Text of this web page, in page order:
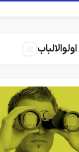
اولوالالباب